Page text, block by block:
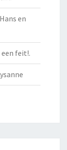
en
een feit!.